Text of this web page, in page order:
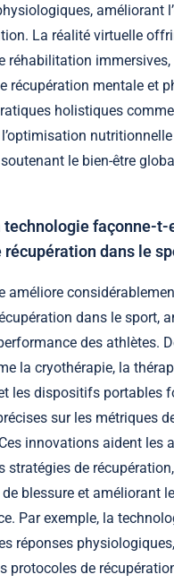
améliorant
La réalité virtuelle
réhabilitation
récupération mentale et
holistiques
le bien-être
technologie façonne-t-
récupération dans le
améliore
dans le sport,
des athlètes.
la cryothérapie, la
les dispositifs portables
sur les métriques
innovations aident les
stratégies de
blessure et améliorant
Par exemple, la
réponses physiologiques,
protocoles de